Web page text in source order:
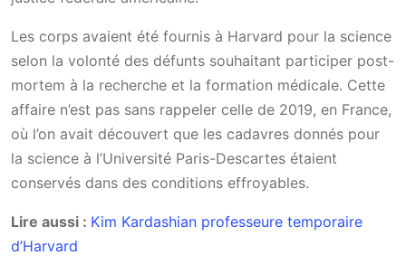
Les corps avaient été fournis à Harvard pour la science
selon la volonté des défunts souhaitant participer post-
mortem à la recherche et la formation médicale. Cette
affaire n’est pas sans rappeler celle de 2019, en France,
où l’on avait découvert que les cadavres donnés pour
la science à l’Université Paris-Descartes étaient
conservés dans des conditions effroyables.
Lire aussi : Kim Kardashian professeure temporaire
d’Harvard